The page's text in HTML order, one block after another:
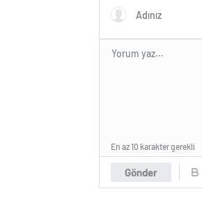
Gönder
En az 10 karakter gerekli